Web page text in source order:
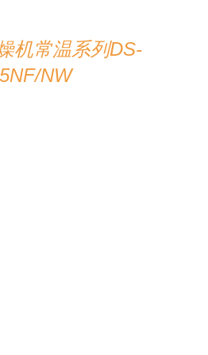
机常温系列DS-
NW